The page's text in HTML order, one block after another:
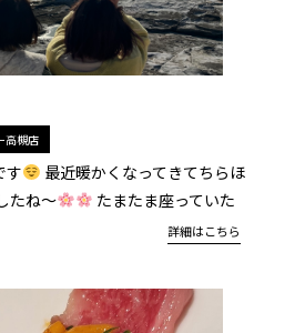
高槻店
す
最近暖かくなってきてちらほ
たね〜
たまたま座っていた
詳細はこちら